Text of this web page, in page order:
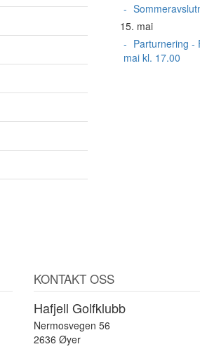
15. mai
Parturnering -
mai kl. 17.00
KONTAKT OSS
Hafjell Golfklubb
Nermosvegen 56
2636 Øyer